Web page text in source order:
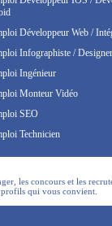
Développeur Web /
Infographiste /
Ingénieur
Monteur Vidéo
SEO
Technicien
les concours et les
qui vous convient.